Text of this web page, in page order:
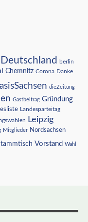
berlin
Chemnitz Corona Danke
dieZeitung
Gastbeitrag Gründung
Landesparteitag
Leipzig
Mitglieder Nordsachsen
Vorstand Wahl